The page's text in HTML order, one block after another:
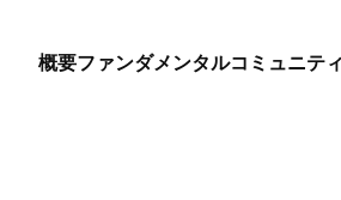
概要ファンダメンタルコミュニティ